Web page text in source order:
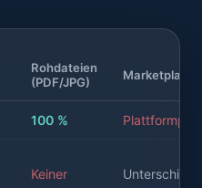
Rohdateien
(PDF/JPG)
Marketplace
100 %
Keiner